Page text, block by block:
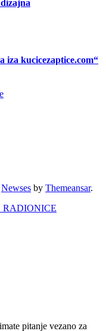
iza kucicezaptice.com“
Newses by Themeansar.
RADIONICE
pitanje vezano za